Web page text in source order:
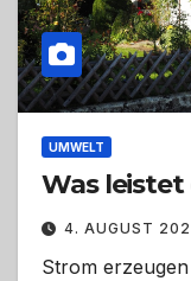
UMWELT
Was
4. AUGUST
Strom